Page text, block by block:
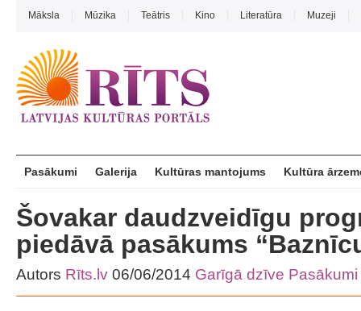
Māksla Mūzika Teātris Kino Literatūra Muzeji
Pasākumi Galerija Kultūras mantojums Kultūra
Šovakar daudzveidīgu
piedāvā pasākums
Autors Rīts.lv 06/06/2014 Garīgā dzīve Pasākumi